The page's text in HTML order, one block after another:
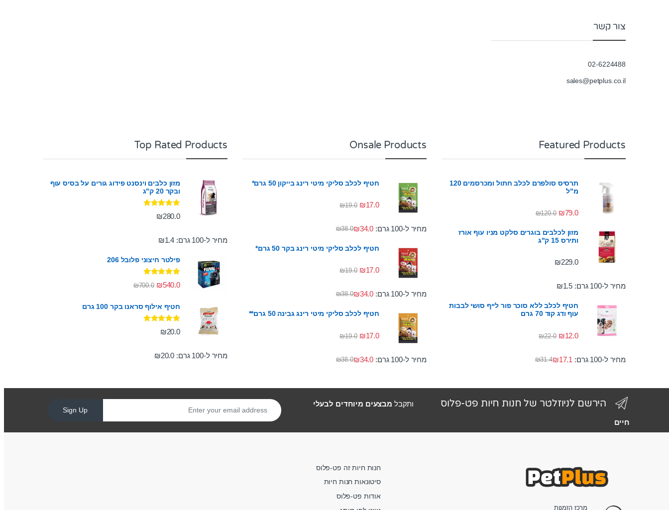
צור קשר
02-6224488
sales@petplus.co.il
Featured Products
תרסיס סולפרם לכלב חתול ומכרסמים 120
מ"ל
₪79.0
₪120.0
מזון לכלבים בוגרים סלקט מניו עוף אורז
ותירס 15 ק"ג
₪229.0
מחיר ל-100 גרם: ₪1.5
חטיף לכלב ללא סוכר פור לייף סושי לבבות
עוף ודג קוד 70 גרם
₪12.0
₪22.0
מחיר ל-100 גרם: ₪31.4₪17.1
Onsale Products
חטיף לכלב סליקי מיטי רינג בייקון 50 גרם*
₪17.0
₪19.0
מחיר ל-100 גרם: ₪38.0₪34.0
חטיף לכלב סליקי מיטי רינג בקר 50 גרם*
₪17.0
₪19.0
מחיר ל-100 גרם: ₪38.0₪34.0
חטיף לכלב סליקי מיטי רינג גבינה 50 גרם**
₪17.0
₪19.0
מחיר ל-100 גרם: ₪38.0₪34.0
Top Rated Products
מזון כלבים וינסנט פידוג גורים על בסיס עוף
ובקר 20 ק"ג
דורג5.00
מתוך 5 ₪280.0
מחיר ל-100 גרם: ₪1.4
פילטר חיצוני פלובל 206
דורג 5.00
מתוך 5 ₪540.0
₪700.0
חטיף אילוף סראנו בקר 100 גרם
דורג
מתוך 5₪20.0
מחיר ל-100 גרם: ₪20.0
הירשם לניוזלטר של חנות חיות פט-פלוס ותקבל מבצעים מיוחדים לבעלי
חיים
Sign Up
מרכז הזמנות
חנות חיות זה פט-פלוס
סיטונאות חנות חיות
אודות פט-פלוס